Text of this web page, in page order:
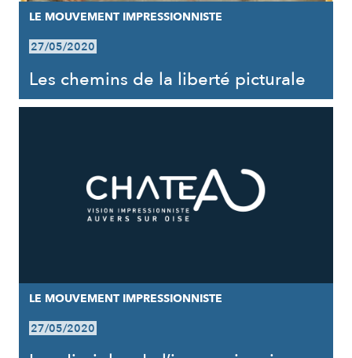
LE MOUVEMENT IMPRESSIONNISTE
27/05/2020
Les chemins de la liberté picturale
LE MOUVEMENT IMPRESSIONNISTE
27/05/2020